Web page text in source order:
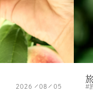
2026 08 05